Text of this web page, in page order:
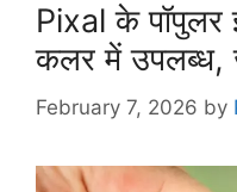
Pixal के पॉपुलर
कलर में उपलब्ध,
February 7, 2026 by